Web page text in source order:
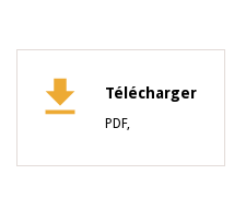
Télécharger
PDF,